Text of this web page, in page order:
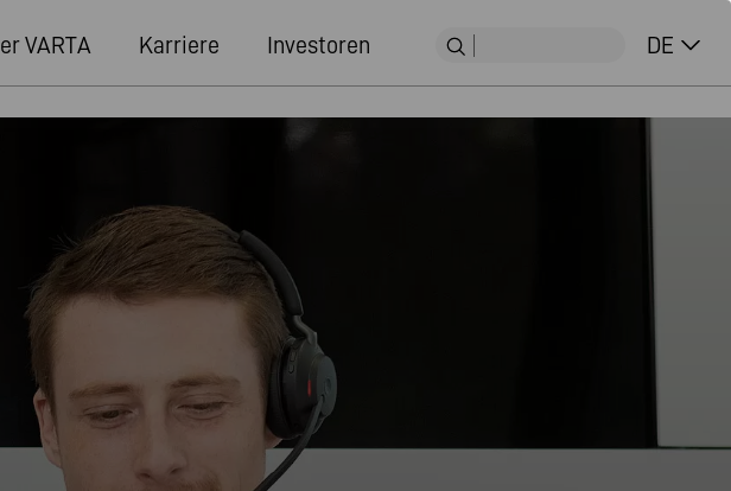
VARTA Karriere Investoren DE